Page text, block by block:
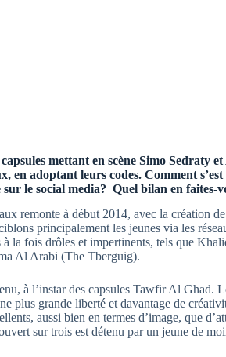
mettant en scène Simo Sedraty
en adoptant leurs codes. Comment
le social media? Quel bilan en faites-
remonte à début 2014, avec la création
principalement les jeunes via les
la fois drôles et impertinents, tels que
Al Arabi (The Tberguig).
à l’instar des capsules Tawfir Al Ghad.
plus grande liberté et davantage de
aussi bien en termes d’image, que
sur trois est détenu par un jeune de